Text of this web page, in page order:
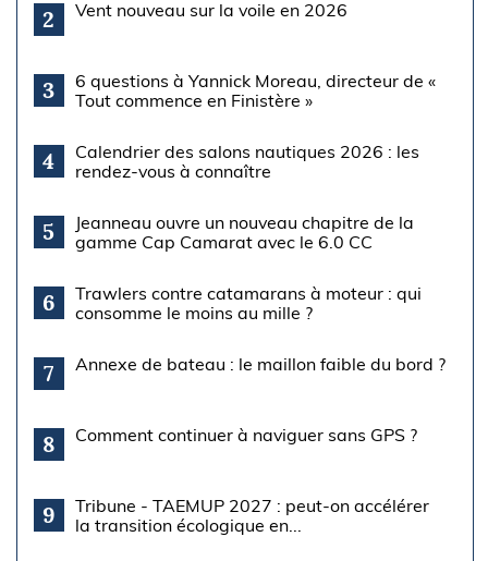
2 Vent nouveau sur la voile en 2026
3
6 questions à Yannick Moreau, directeur de «
Tout commence en Finistère »
4
Calendrier des salons nautiques 2026 : les
rendez-vous à connaître
5
Jeanneau ouvre un nouveau chapitre de la
gamme Cap Camarat avec le 6.0 CC
6
Trawlers contre catamarans à moteur : qui
consomme le moins au mille ?
7 Annexe de bateau : le maillon faible du bord ?
8 Comment continuer à naviguer sans GPS ?
9
Tribune - TAEMUP 2027 : peut-on accélérer
la transition écologique en...